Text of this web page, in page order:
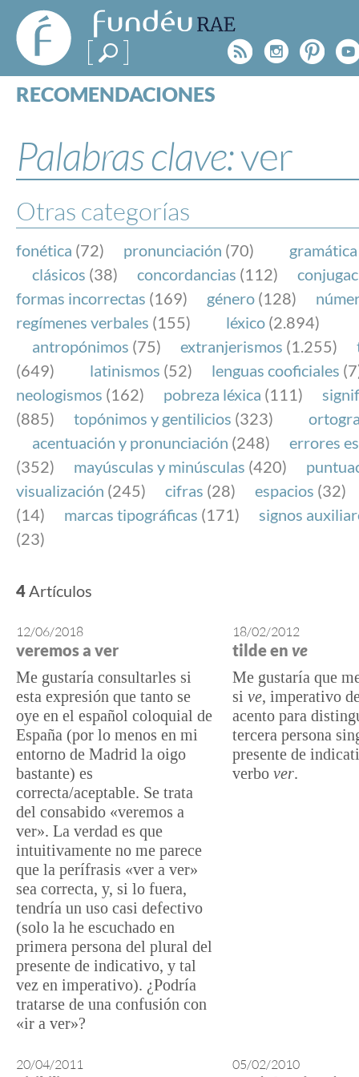
FundéuRAE
- Fundación
del Español
Urgente
Rss
RECOMENDACIONES
ESPECIALES
BLOG
NOTICIAS
SOBRE LA FUNDÉURAE
FundéuRAE es una fundación patrocinada por la
y la Real Academia Española, cuyo objetivo es
el buen uso del español en los medios de
Internet.
Palabras clave:ver
Otras categorías
fonética (72) pronunciación (70) gramática
clásicos (38) concordancias (112)
formas incorrectas (169) género (128)
regímenes verbales (155) léxico (2.894)
antropónimos (75) extranjerismos (1.255)
(649)
latinismos (52) lenguas cooficiales
neologismos (162) pobreza léxica (111)
(885)
topónimos y gentilicios (323)
acentuación y pronunciación (248)
errores
(352)
mayúsculas y minúsculas (420)
visualización (245) cifras (28) espacios (32)
(14)
marcas tipográficas (171)
signos
(23)
4Artículos
12/06/2018
veremos a ver
Me gustaría consultarles si
esta expresión que tanto se
oye en el español coloquial de
España (por lo menos en mi
entorno de Madrid la oigo
bastante) es
correcta/aceptable. Se trata
del consabido «veremos a
ver». La verdad es que
intuitivamente no me parece
que la perífrasis «ver a ver»
sea correcta, y, si lo fuera,
tendría un uso casi defectivo
(solo la he escuchado en
primera persona del plural del
presente de indicativo, y tal
vez en imperativo). ¿Podría
tratarse de una confusión con
«ir a ver»?
18/02/2012
tilde en ve
Me gustaría que
si ve, imperativo
acento para
tercera persona
presente de
verbo ver.
20/04/2011 05/02/2010